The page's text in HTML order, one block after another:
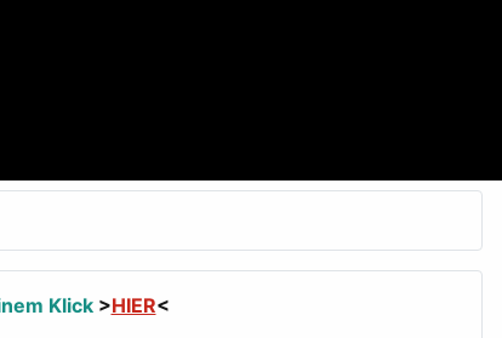
Klick>HIER<